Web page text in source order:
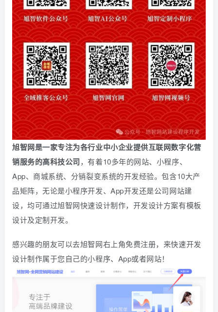
旭智网是一家专注为各行业中小企业提供互联网数字化营
销服务的高科技公司，有着10多年的网站、小程序、
App、商城系统、 分销裂变系统的开发经验。包含10大产
品矩阵，无论是小程序开发、App开发还是公司网站建
设，均可通过旭智网快速设计制作，开发设计方案有模板
设计及定制开发。
感兴趣的朋友可以去旭智网右上角免费注册， 来快速开发
设计制作属于您自己的小程序、App或者网站！